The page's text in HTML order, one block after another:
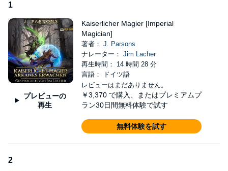
Leidenschaft aber Soldat aus Notwendigkeit. Am Ende einer
blutiger Schlacht legt ihm eine Hexe mit ihrem letzten Atemzug
einen Fluch auf. Ohne andere Alternativen ist er gezwungen dem
ständig wachsenden Schmerz des Fluches zu entfliehen, indem
er sich durch ein Ritual selbst in Stasis versetzt.
Als der Zauber verstreicht und er erwacht, ähnelt die Welt kaum
der, die Verdan zurückgelassen hat. Dunkle Dinge wirken
ungestraft bei Tageslicht, einst verbreitetes Wissen ist längst ein
Rätsel, und selbst die Natur der menschlichen Magie hat sich
verändert.
Ein Magier, eine Million Probleme und der Zorn einer
unergründlichen Magie.
1
プレビューの
再生
Kaiserlicher Magier [Imperial
Magician]
著者： J. Parsons
ナレーター： Jim Lacher
再生時間： 14 時間 28 分
言語： ドイツ語
レビューはまだありません。
￥3,370 で購入、またはプレミアムプ
ラン30日間無料体験で試す
無料体験を試す
2